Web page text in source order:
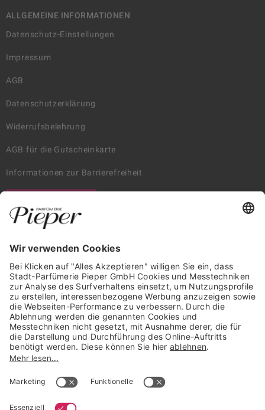
ALLGEMEINE INFORMATIONEN
Datenschutz-Einstellungen
Impressum
AGB
Datenschutzerklärung
Widerrufsbelehrung
AGB für die Gutscheinkarte
Informationen zur Barrierefreiheit
Trusted Shops Mitglied seit 2010